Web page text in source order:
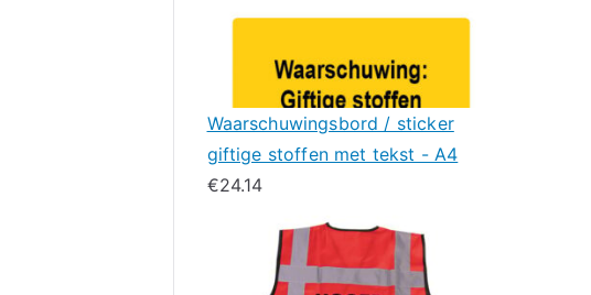
Waarschuwingsbord / sticker
giftige stoffen met tekst - A4
€24.14